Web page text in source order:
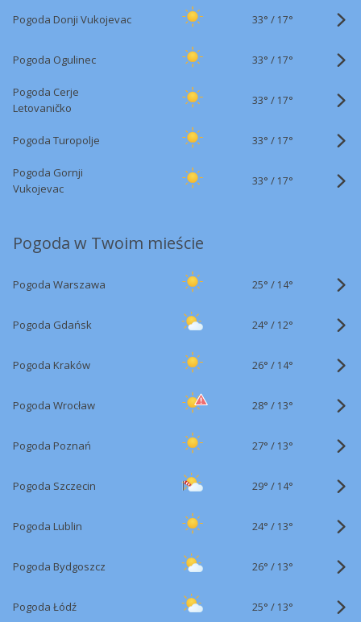
Pogoda Donji Vukojevac 33° / 17°
Pogoda Ogulinec 33° / 17°
Pogoda Cerje
Letovaničko
33° / 17°
Pogoda Turopolje 33° / 17°
Pogoda Gornji
Vukojevac
33° / 17°
Pogoda w Twoim mieście
Pogoda Warszawa 25° / 14°
Pogoda Gdańsk 24° / 12°
Pogoda Kraków 26° / 14°
Pogoda Wrocław 28° / 13°
Pogoda Poznań 27° / 13°
Pogoda Szczecin 29° / 14°
Pogoda Lublin 24° / 13°
Pogoda Bydgoszcz 26° / 13°
Pogoda Łódź 25° / 13°